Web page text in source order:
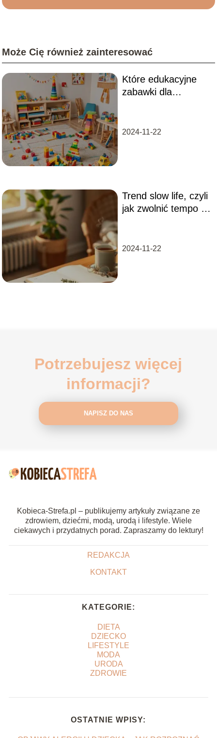
Może Cię również zainteresować
Które edukacyjne
zabawki dla
wspomagające
2024-11-22
Trend slow life, czyli
jak zwolnić tempo w
2024-11-22
Potrzebujesz więcej
informacji?
NAPISZ DO NAS
Kobieca-Strefa.pl – publikujemy artykuły związane ze
zdrowiem, dziećmi, modą, urodą i lifestyle. Wiele
ciekawych i przydatnych porad. Zapraszamy do lektury!
REDAKCJA
KONTAKT
KATEGORIE:
DIETA
DZIECKO
LIFESTYLE
MODA
URODA
ZDROWIE
OSTATNIE WPISY: